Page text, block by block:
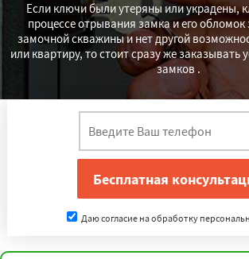
Если ключи были утеряны или украдены,
процессе отрывания замка и его обломок
замочной скважины и нет другой
или квартиру, то стоит сразу же заказывать
замков .
Даю согласие на обработку